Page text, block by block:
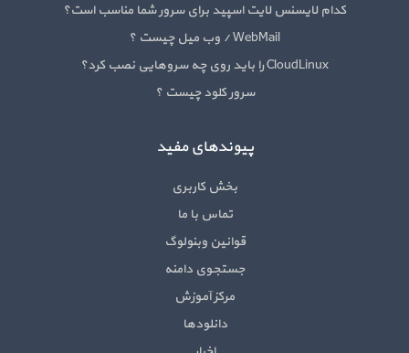
کدام لایسنس لایت اسپید برای سرور شما مناسب است؟
WebMail / وب میل چیست ؟
CloudLinux را باید روی چه سروهایی نصب کرد؟
سرور کلود چیست ؟
پیوندهای مفید
بخش کاربری
تماس با ما
قوانین وبنولوگ
جستجوی دامنه
مرکز آموزش
دانلودها